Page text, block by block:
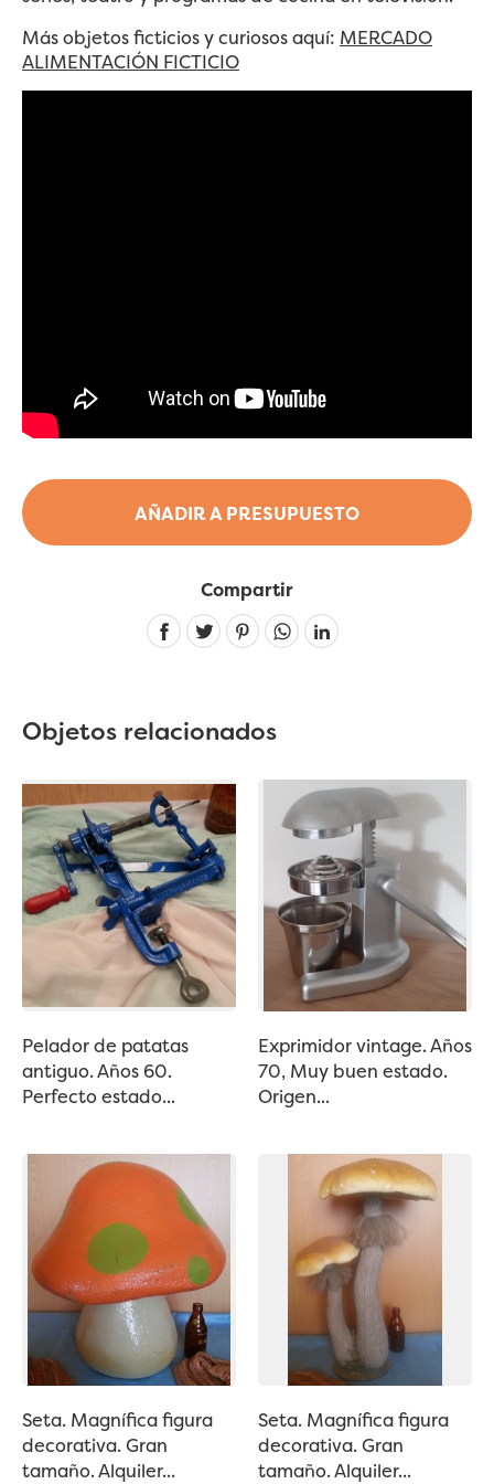
AÑADIR A PRESUPUESTO
Más objetos ficticios y curiosos aquí: MERCADO
ALIMENTACIÓN FICTICIO
Compartir
Linkedin
Objetos relacionados
Pelador de patatas
antiguo. Años 60.
Perfecto estado...
Exprimidor vintage. Años
70, Muy buen estado.
Origen...
Seta. Magnífica figura
decorativa. Gran
tamaño. Alquiler...
Seta. Magnífica figura
decorativa. Gran
tamaño. Alquiler...